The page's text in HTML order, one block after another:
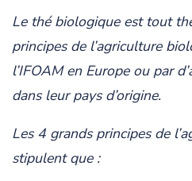
Le thé biologique est tout
principes de l’agriculture
l’IFOAM en Europe ou par
dans leur pays d’origine.
Les 4 grands principes de
stipulent que :